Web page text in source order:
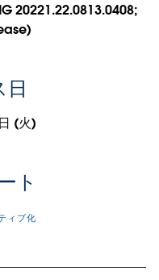
20221.22.0813.0408;
日
(火)
ト
ィブ化